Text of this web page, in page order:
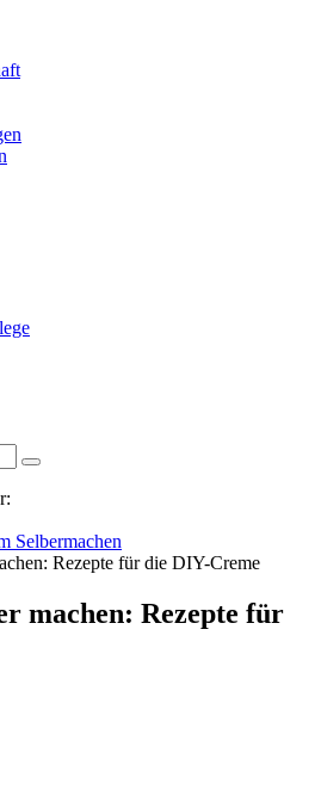
Selbermachen
Rezepte für die DIY-Creme
machen: Rezepte für